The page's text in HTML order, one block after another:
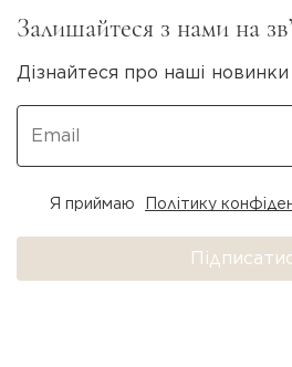
Залишайтеся з нами на
Дізнайтеся про наші
Я приймаю Політику